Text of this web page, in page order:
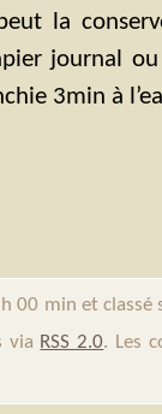
la
journal
3min à
00 min et classé
via RSS 2.0. Les